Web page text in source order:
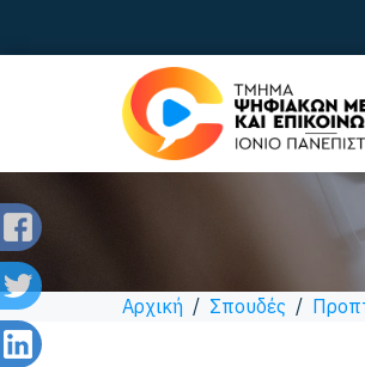
Αρχική / Σπουδές /